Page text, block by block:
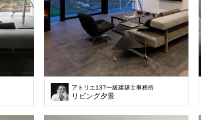
アトリエ137一級建築士事務所
リビング夕景